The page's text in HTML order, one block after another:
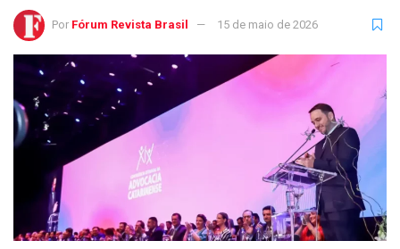
Por Fórum Revista Brasil 15 de maio de 2026